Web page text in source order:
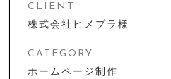
CLIENT
株式会社ヒメプラ様
CATEGORY
ホームページ制作